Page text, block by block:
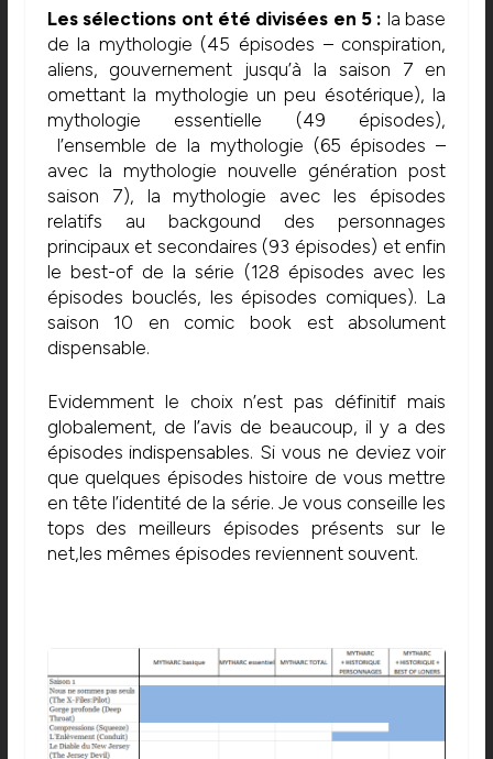
Les sélections ont été divisées en 5 : la base
de la mythologie (45 épisodes – conspiration,
aliens, gouvernement jusqu’à la saison 7 en
omettant la mythologie un peu ésotérique), la
mythologie essentielle (49 épisodes),
l’ensemble de la mythologie (65 épisodes –
avec la mythologie nouvelle génération post
saison 7), la mythologie avec les épisodes
relatifs au backgound des personnages
principaux et secondaires (93 épisodes) et enfin
le best-of de la série (128 épisodes avec les
épisodes bouclés, les épisodes comiques). La
saison 10 en comic book est absolument
dispensable.
Evidemment le choix n’est pas définitif mais
globalement, de l’avis de beaucoup, il y a des
épisodes indispensables. Si vous ne deviez voir
que quelques épisodes histoire de vous mettre
en tête l’identité de la série. Je vous conseille les
tops des meilleurs épisodes présents sur le
net,les mêmes épisodes reviennent souvent.